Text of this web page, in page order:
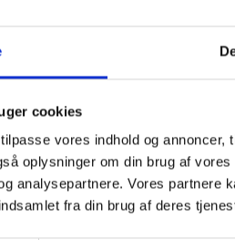
cookies
vores indhold og
oplysninger om din brug af
analysepartnere. Vores partnere
fra din brug af deres